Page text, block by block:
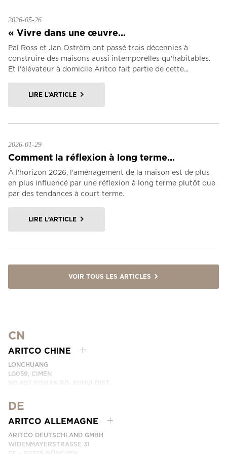
2026-05-26
« Vivre dans une œuvre...
Pal Ross et Jan Oström ont passé trois décennies à
construire des maisons aussi intemporelles qu'habitables.
Et l'élévateur à domicile Aritco fait partie de cette...
LIRE L’ARTICLE
2026-01-29
Comment la réflexion à long terme...
À l'horizon 2026, l'aménagement de la maison est de plus
en plus influencé par une réflexion à long terme plutôt que
par des tendances à court terme.
LIRE L’ARTICLE
VOIR TOUS LES ARTICLES
CN
ARITCO CHINE
LONCHUANG
LG059, CIMEN
NO.407 YISHAN RD, XUHUI DIST.
EMAIL:
NUMÉRO DE TÉLÉPHONE: +86 400 6233 121
DE
ARITCO ALLEMAGNE
ARITCO DEUTSCHLAND GMBH
WIDENMAYERSTRASSE 31